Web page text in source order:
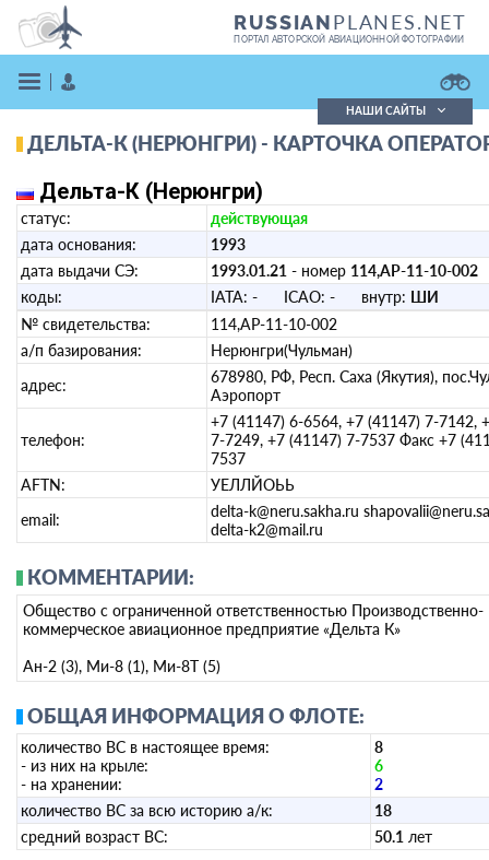
RUSSIANPLANES.NET
ПОРТАЛ АВТОРСКОЙ АВИАЦИОННОЙ ФОТОГРАФИИ
ВОЙТИ
ЗАРЕГИСТРИРОВАТЬСЯ
Поиск фотографий
Кратко
НАШИ САЙТЫ
ДЕЛЬТА-К (НЕРЮНГРИ) - КАРТОЧКА
Дельта-К (Нерюнгри)
статус:
действующая
дата основания:
1993
дата выдачи СЭ:
1993.01.21 - номер 114,АР-11-10-002
коды:
IATA: - ICAO: - внутр: ШИ
№ свидетельства:
114,АР-11-10-002
а/п базирования:
Нерюнгри(Чульман)
адрес:
678980, РФ, Респ. Саха (Якутия),
Аэропорт
телефон:
+7 (41147) 6-6564, +7 (41147) 7-7142,
7-7249, +7 (41147) 7-7537 Факс +7
7537
AFTN:
УЕЛЛЙОЬЬ
email:
delta-k@neru.sakha.ru
delta-k2@mail.ru
КОММЕНТАРИИ:
Общество с ограниченной ответственностью Производственно-
коммерческое авиационное предприятие «Дельта К»
Ан-2 (3), Ми-8 (1), Ми-8Т (5)
ОБЩАЯ ИНФОРМАЦИЯ О ФЛОТЕ:
количество ВС в настоящее время:
- из них на крыле:
- на хранении:
8
6
2
количество ВС за всю историю а/к:
18
средний возраст ВС:
50.1 лет